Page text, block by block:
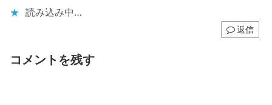
読み込み中…
返信
コメントを残す